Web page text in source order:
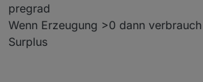
pregrad
Wenn Erzeugung >0 dann
Surplus